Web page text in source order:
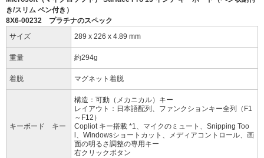
き/スリム ペン付き）
8X6-00232 プラチナのスペック
サイズ
289 x 226 x 4.89 mm
重量 約294g
着脱 マグネット着脱
キーボード キー
構造：可動（メカニカル）キー
レイアウト：日本語配列、ファンクションキー全列（F1
～F12）
Copliot キー搭載 *1、マイクのミュート、Snipping Too
l、Windowsショートカット、メディアコントロール、画
面の明るさ調整の専用キー
右クリックボタン